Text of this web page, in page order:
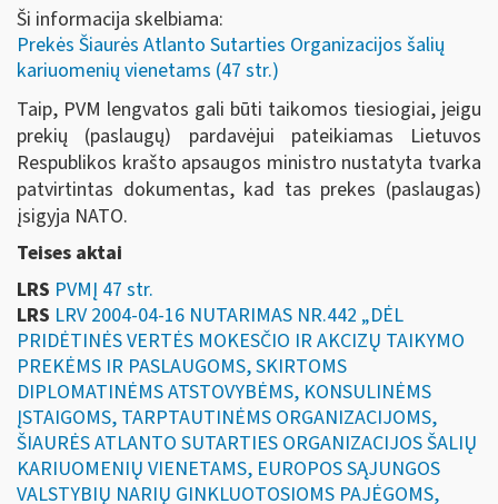
Ši informacija skelbiama:
Prekės Šiaurės Atlanto Sutarties Organizacijos šalių
kariuomenių vienetams (47 str.)
Taip, PVM lengvatos gali būti taikomos tiesiogiai, jeigu
prekių (paslaugų) pardavėjui pateikiamas Lietuvos
Respublikos krašto apsaugos ministro nustatyta tvarka
patvirtintas dokumentas, kad tas prekes (paslaugas)
įsigyja NATO.
Teises aktai
LRS PVMĮ 47 str.
LRS LRV 2004-04-16 NUTARIMAS NR.442 „DĖL
PRIDĖTINĖS VERTĖS MOKESČIO IR AKCIZŲ TAIKYMO
PREKĖMS IR PASLAUGOMS, SKIRTOMS
DIPLOMATINĖMS ATSTOVYBĖMS, KONSULINĖMS
ĮSTAIGOMS, TARPTAUTINĖMS ORGANIZACIJOMS,
ŠIAURĖS ATLANTO SUTARTIES ORGANIZACIJOS ŠALIŲ
KARIUOMENIŲ VIENETAMS, EUROPOS SĄJUNGOS
VALSTYBIŲ NARIŲ GINKLUOTOSIOMS PAJĖGOMS,